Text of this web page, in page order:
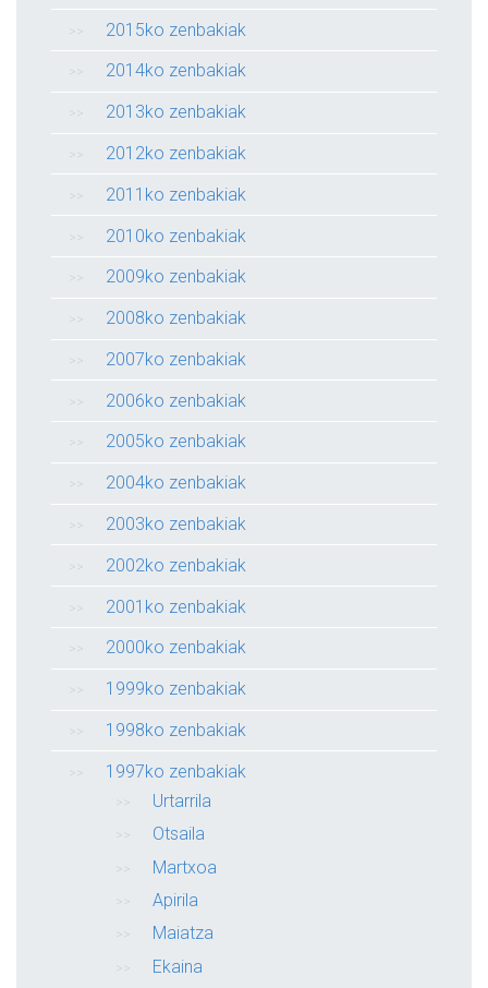
2015ko zenbakiak
2014ko zenbakiak
2013ko zenbakiak
2012ko zenbakiak
2011ko zenbakiak
2010ko zenbakiak
2009ko zenbakiak
2008ko zenbakiak
2007ko zenbakiak
2006ko zenbakiak
2005ko zenbakiak
2004ko zenbakiak
2003ko zenbakiak
2002ko zenbakiak
2001ko zenbakiak
2000ko zenbakiak
1999ko zenbakiak
1998ko zenbakiak
1997ko zenbakiak
Urtarrila
Otsaila
Martxoa
Apirila
Maiatza
Ekaina